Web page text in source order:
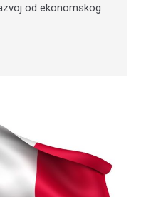
od ekonomskog